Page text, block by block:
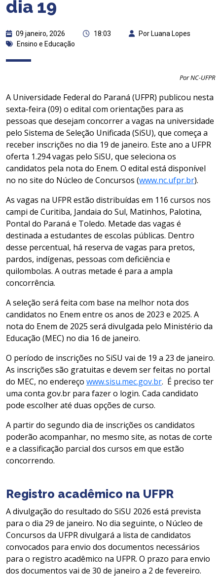
dia 19
09 janeiro, 2026 18:03
Por Luana Lopes
Ensino e Educação
Por NC-UFPR
A Universidade Federal do Paraná (UFPR) publicou nesta
sexta-feira (09) o edital com orientações para as
pessoas que desejam concorrer a vagas na universidade
pelo Sistema de Seleção Unificada (SiSU), que começa a
receber inscrições no dia 19 de janeiro. Este ano a UFPR
oferta 1.294 vagas pelo SiSU, que seleciona os
candidatos pela nota do Enem. O edital está disponível
no no site do Núcleo de Concursos (www.nc.ufpr.br).
As vagas na UFPR estão distribuídas em 116 cursos nos
campi de Curitiba, Jandaia do Sul, Matinhos, Palotina,
Pontal do Paraná e Toledo. Metade das vagas é
destinada a estudantes de escolas públicas. Dentro
desse percentual, há reserva de vagas para pretos,
pardos, indígenas, pessoas com deficiência e
quilombolas. A outras metade é para a ampla
concorrência.
A seleção será feita com base na melhor nota dos
candidatos no Enem entre os anos de 2023 e 2025. A
nota do Enem de 2025 será divulgada pelo Ministério da
Educação (MEC) no dia 16 de janeiro.
O período de inscrições no SiSU vai de 19 a 23 de janeiro.
As inscrições são gratuitas e devem ser feitas no portal
do MEC, no endereço www.sisu.mec.gov.br. É preciso ter
uma conta gov.br para fazer o login. Cada candidato
pode escolher até duas opções de curso.
A partir do segundo dia de inscrições os candidatos
poderão acompanhar, no mesmo site, as notas de corte
e a classificação parcial dos cursos em que estão
concorrendo.
Registro acadêmico na UFPR
A divulgação do resultado do SiSU 2026 está prevista
para o dia 29 de janeiro. No dia seguinte, o Núcleo de
Concursos da UFPR divulgará a lista de candidatos
convocados para envio dos documentos necessários
para o registro acadêmico na UFPR. O prazo para envio
dos documentos vai de 30 de janeiro a 2 de fevereiro.